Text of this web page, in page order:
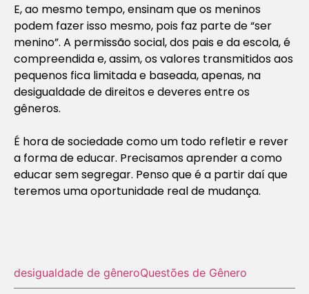
E, ao mesmo tempo, ensinam que os meninos
podem fazer isso mesmo, pois faz parte de “ser
menino”. A permissão social, dos pais e da escola, é
compreendida e, assim, os valores transmitidos aos
pequenos fica limitada e baseada, apenas, na
desigualdade de direitos e deveres entre os
gêneros.
É hora de sociedade como um todo refletir e rever
a forma de educar. Precisamos aprender a como
educar sem segregar. Penso que é a partir daí que
teremos uma oportunidade real de mudança.
desigualdade de gêneroQuestões de Gênero